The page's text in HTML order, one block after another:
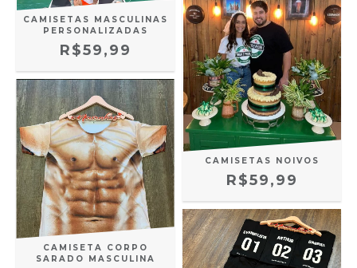
CAMISETAS MASCULINAS
PERSONALIZADAS
R$59,99
CAMISETAS NOIVOS
R$59,99
CAMISETA CORPO
SARADO MASCULINA